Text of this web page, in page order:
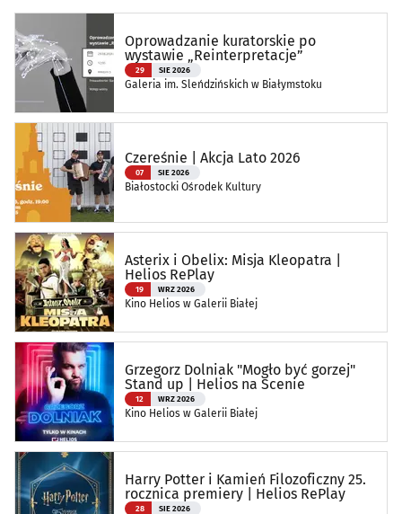
Oprowadzanie kuratorskie po
wystawie „Reinterpretacje”
29 SIE 2026
Galeria im. Sleńdzińskich w Białymstoku
Czereśnie | Akcja Lato 2026
07 SIE 2026
Białostocki Ośrodek Kultury
Asterix i Obelix: Misja Kleopatra |
Helios RePlay
19 WRZ 2026
Kino Helios w Galerii Białej
Grzegorz Dolniak "Mogło być gorzej"
Stand up | Helios na Scenie
12 WRZ 2026
Kino Helios w Galerii Białej
Harry Potter i Kamień Filozoficzny 25.
rocznica premiery | Helios RePlay
28 SIE 2026